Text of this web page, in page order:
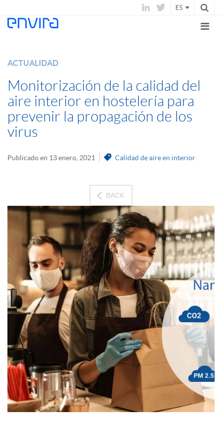
ES
ACTUALIDAD
Monitorización de la calidad del
aire interior en hostelería para
prevenir la propagación de los
virus
Publicado en 13 enero, 2021 Calidad de aire en interior
BACK